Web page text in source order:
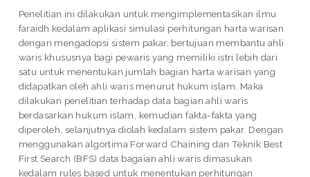
Penelitian ini dilakukan untuk mengimplementasikan ilmu
faraidh kedalam aplikasi simulasi perhitungan harta warisan
dengan mengadopsi sistem pakar, bertujuan membantu ahli
waris khususnya bagi pewaris yang memiliki istri lebih dari
satu untuk menentukan jumlah bagian harta warisan yang
didapatkan oleh ahli waris menurut hukum islam. Maka
dilakukan penelitian terhadap data bagian ahli waris
berdasarkan hukum islam, kemudian fakta-fakta yang
diperoleh, selanjutnya diolah kedalam sistem pakar. Dengan
menggunakan algortima Forward Chaining dan Teknik Best
First Search (BFS) data bagaian ahli waris dimasukan
kedalam rules based untuk menentukan perhitungan